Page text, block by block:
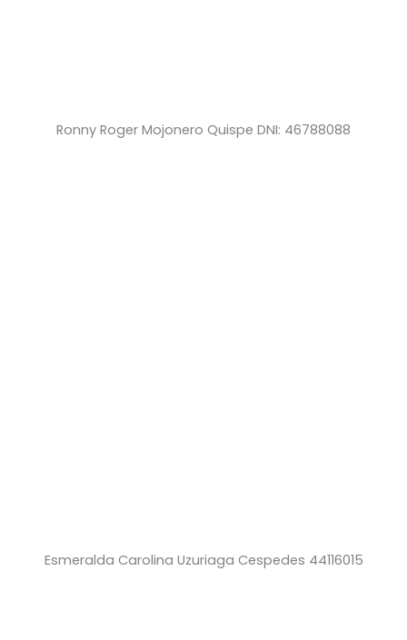
Ronny Roger Mojonero Quispe DNI: 46788088
Esmeralda Carolina Uzuriaga Cespedes 44116015